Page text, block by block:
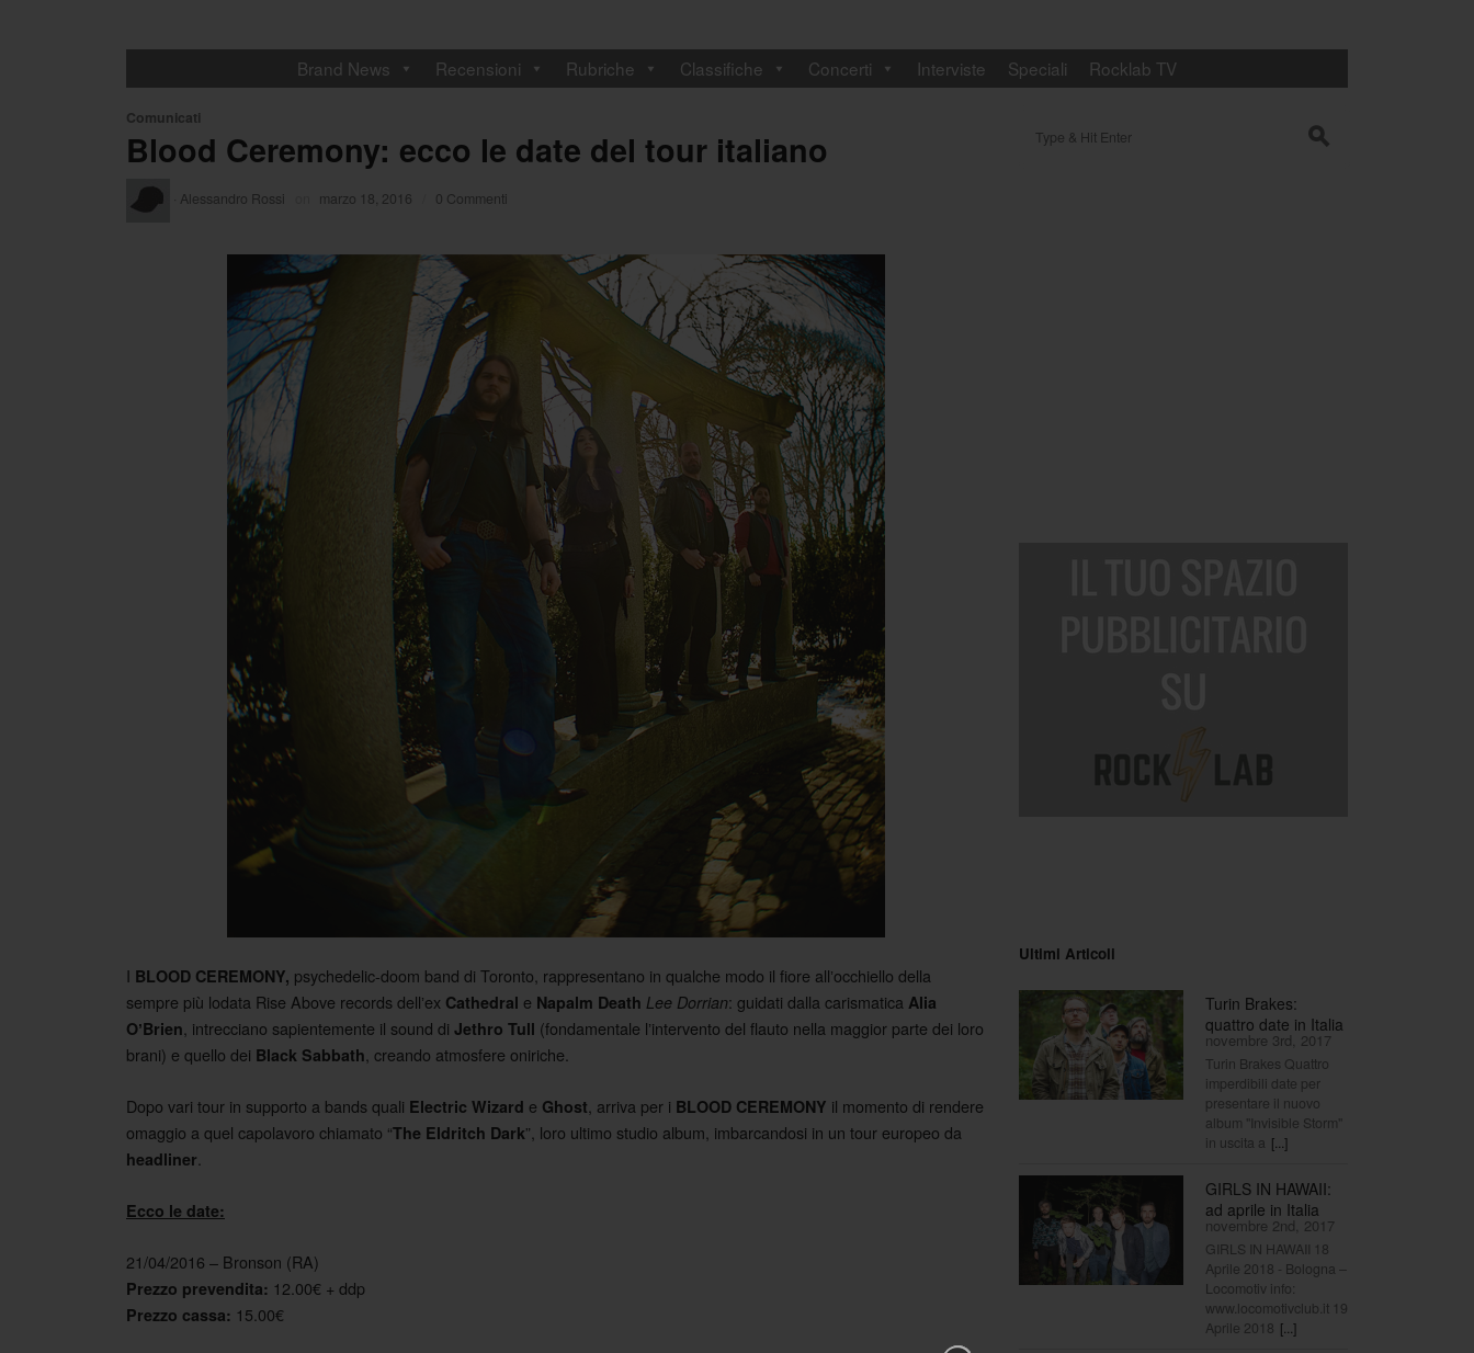
Brand News Recensioni Rubriche Classifiche Concerti Interviste Speciali Rocklab TV
Comunicati
Blood Ceremony: ecco le date del tour italiano
Alessandro Rossi marzo 18, 2016 0 Commenti
I BLOOD CEREMONY, psychedelic-doom band di Toronto, rappresentano in qualche modo il fiore allʼocchiello della
sempre più lodata Rise Above records dellʼex Cathedral e Napalm Death Lee Dorrian: guidati dalla carismatica Alia
OʼBrien , intrecciano sapientemente il sound di Jethro Tull (fondamentale lʼintervento del flauto nella maggior parte dei loro
brani) e quello dei Black Sabbath , creando atmosfere oniriche.
Dopo vari tour in supporto a bands quali Electric Wizard e Ghost , arriva per i BLOOD CEREMONY il momento di rendere
omaggio a quel capolavoro chiamato “The Eldritch Dark”, loro ultimo studio album, imbarcandosi in un tour europeo da
headliner
Ecco le date:
21/04/2016 – Bronson (RA)
Prezzo prevendita: 12.00€ + ddp
Prezzo cassa: 15.00€
s
Ultimi Articoli
Turin Brakes:
quattro date in Italia
novembre 3rd, 2017
Turin Brakes Quattro
imperdibili date per
presentare il nuovo
album "Invisible Storm"
in uscita a [...]
GIRLS IN HAWAII:
ad aprile in Italia
novembre 2nd, 2017
GIRLS IN HAWAII 18
Aprile 2018 - Bologna –
Locomotiv info:
www.locomotivclub.it 19
Aprile 2018 [...]